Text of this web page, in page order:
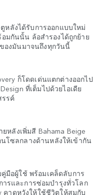
หลังได้รับการออกแบบใหม่
มกันนั้น ล้อสำรองได้ถูกย้าย
องมันมาจนถึงทุกวันนี้
ก็โดดเด่นแตกต่างออกไป
ที่เต็มไปด้วยไอเดีย
รรค์
หลังเพิ่มสี Bahama Beige
โซลกลางด้านหลังให้เข้ากัน
มือผู้ใช้ พร้อมเคล็ดลับการ
รและการซ่อมบำรุงทั่วโลก
คาดหวังให้ใช้ชีวิตให้สมกับ